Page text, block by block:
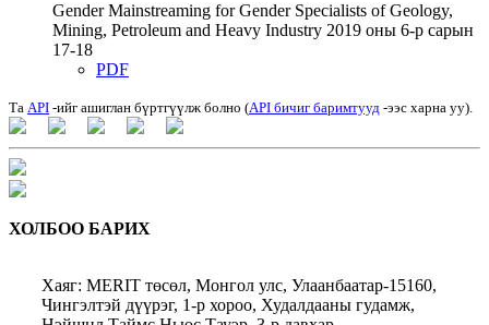
Gender Mainstreaming for Gender Specialists of Geology,
Mining, Petroleum and Heavy Industry 2019 оны 6-р сарын
17-18
PDF
Та API -ийг ашиглан бүртгүүлж болно (API бичиг баримтууд -ээс харна уу).
ХОЛБОО БАРИХ
Хаяг: MERIT төсөл, Монгол улс, Улаанбаатар-15160,
Чингэлтэй дүүрэг, 1-р хороо, Худалдааны гудамж,